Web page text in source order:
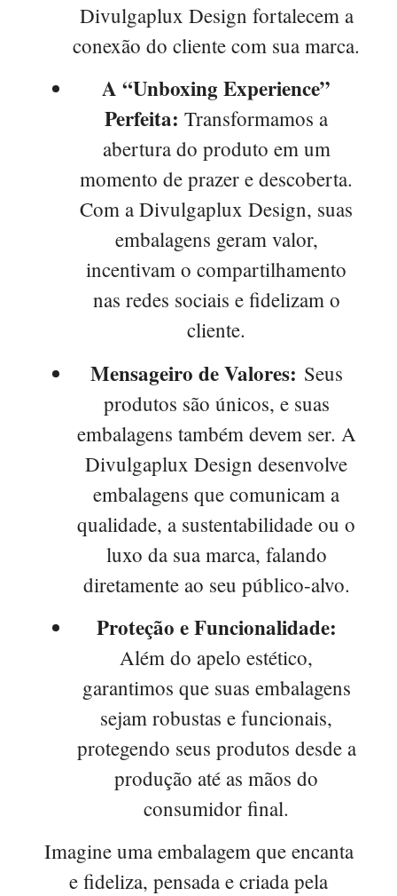
Divulgaplux Design fortalecem a
conexão do cliente com sua marca.
A “Unboxing Experience”
Perfeita: Transformamos a
abertura do produto em um
momento de prazer e descoberta.
Com a Divulgaplux Design, suas
embalagens geram valor,
incentivam o compartilhamento
nas redes sociais e fidelizam o
cliente.
Mensageiro de Valores: Seus
produtos são únicos, e suas
embalagens também devem ser. A
Divulgaplux Design desenvolve
embalagens que comunicam a
qualidade, a sustentabilidade ou o
luxo da sua marca, falando
diretamente ao seu público-alvo.
Proteção e Funcionalidade:
Além do apelo estético,
garantimos que suas embalagens
sejam robustas e funcionais,
protegendo seus produtos desde a
produção até as mãos do
consumidor final.
Imagine uma embalagem que encanta
e fideliza, pensada e criada pela